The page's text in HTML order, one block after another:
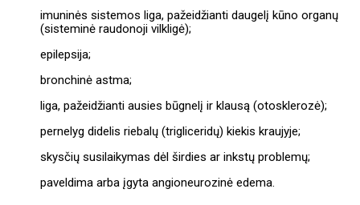
imuninės sistemos liga, pažeidžianti daugelį kūno organų
(sisteminė raudonoji vilkligė);
epilepsija;
bronchinė astma;
liga, pažeidžianti ausies būgnelį ir klausą (otosklerozė);
pernelyg didelis riebalų (trigliceridų) kiekis kraujyje;
skysčių susilaikymas dėl širdies ar inkstų problemų;
paveldima arba įgyta angioneurozinė edema.